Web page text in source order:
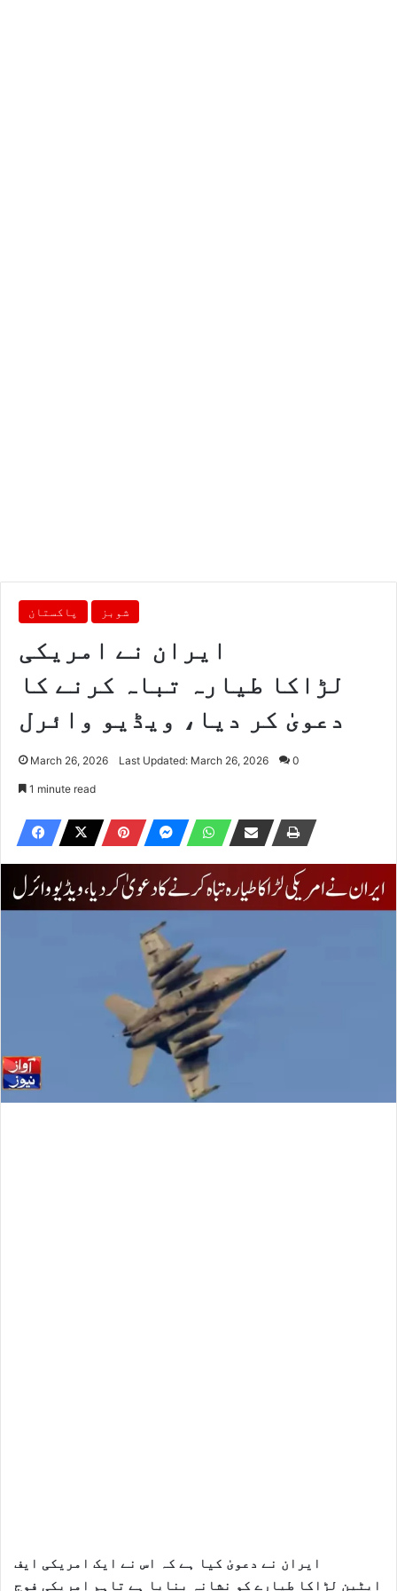
پاکستان شوبز
ایران نے امریکی
لڑاکا طیارہ تباہ کرنے کا
دعویٰ کر دیا، ویڈیو وائرل
March 26, 2026 Last Updated: March 26, 2026 0
1 minute read
ایران نے دعویٰ کیا ہے کہ اس نے ایک امریکی ایف
ایٹین لڑاکا طیارے کو نشانہ بنایا ہے تاہم امریکی فوج